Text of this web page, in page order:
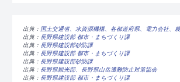
出典： 国土交通省、水資源機構、各都道府県、電力会社、
出典： 長野県建設部 都市・まちづくり課
出典： 長野県建設部砂防課
出典： 長野県建設部 都市・まちづくり課
出典： 長野県建設部砂防課
出典： 長野県観光部、長野県山岳遭難防止対策協会
出典： 長野県建設部 都市・まちづくり課